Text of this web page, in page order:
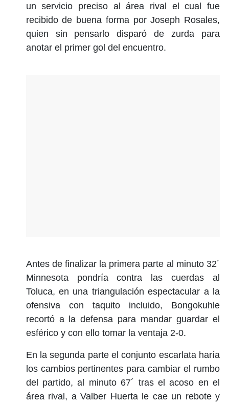
un servicio preciso al área rival el cual fue
recibido de buena forma por Joseph Rosales,
quien sin pensarlo disparó de zurda para
anotar el primer gol del encuentro.
Antes de finalizar la primera parte al minuto 32´
Minnesota pondría contra las cuerdas al
Toluca, en una triangulación espectacular a la
ofensiva con taquito incluido, Bongokuhle
recortó a la defensa para mandar guardar el
esférico y con ello tomar la ventaja 2-0.
En la segunda parte el conjunto escarlata haría
los cambios pertinentes para cambiar el rumbo
del partido, al minuto 67´ tras el acoso en el
área rival, a Valber Huerta le cae un rebote y